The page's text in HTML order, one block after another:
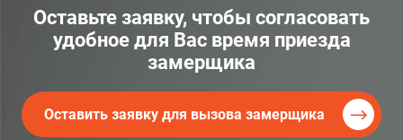
Оставьте заявку, чтобы согласовать
удобное для Вас время приезда
замерщика
Оставить заявку для вызова замерщика